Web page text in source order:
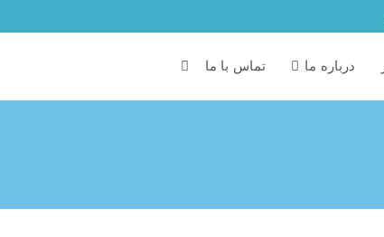
درباره ما تماس با ما